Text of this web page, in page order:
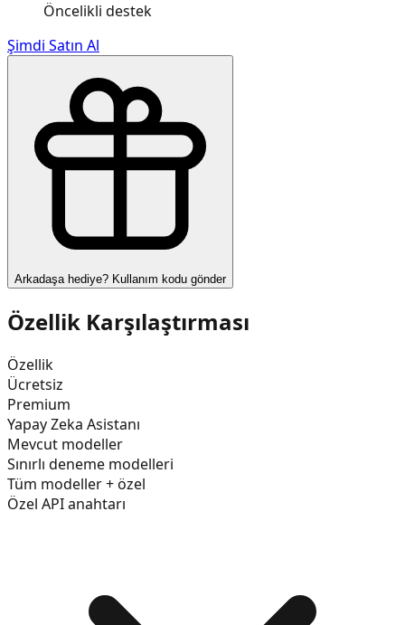
Öncelikli destek
Şimdi Satın Al
Arkadaşa hediye? Kullanım kodu gönder
Özellik Karşılaştırması
Özellik
Ücretsiz
Premium
Yapay Zeka Asistanı
Mevcut modeller
Sınırlı deneme modelleri
Tüm modeller + özel
Özel API anahtarı